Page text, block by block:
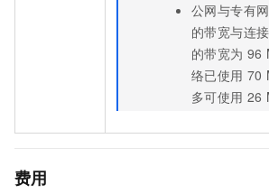
公网与专有
的带宽与连
的带宽为 96
络已使用 70
多可使用 26
费用